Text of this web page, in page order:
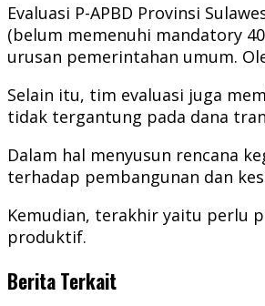
Evaluasi P-APBD Provinsi
(belum memenuhi mandatory
urusan pemerintahan umum.
Selain itu, tim evaluasi juga
tidak tergantung pada dana
Dalam hal menyusun rencana
terhadap pembangunan dan
Kemudian, terakhir yaitu perlu
produktif.
Berita Terkait